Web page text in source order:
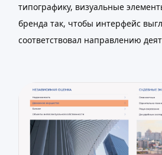
типографику, визуальные
бренда так, чтобы интерфейс
соответствовал направлению